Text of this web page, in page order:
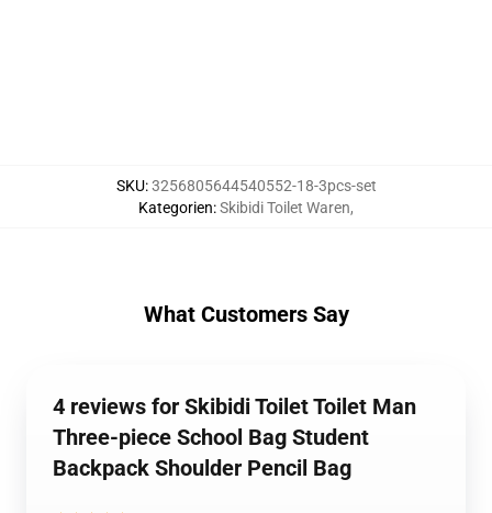
SKU:3256805644540552-18-3pcs-set
Kategorien:Skibidi Toilet Waren,
What Customers Say
4 reviews for Skibidi Toilet Toilet Man
Three-piece School Bag Student
Backpack Shoulder Pencil Bag